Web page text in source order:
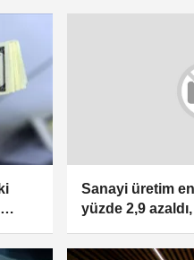
Sanayi üretim
yüzde 2,9 azaldı,